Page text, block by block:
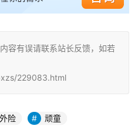
容有误请联系站长反馈，如若
229083.html
险 顽童